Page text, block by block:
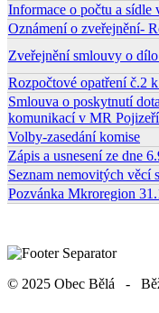
Informace o počtu a sídle
Oznámení o zveřejnění-
Zveřejnění smlouvy o
Rozpočtové opatření č.2
Smlouva o poskytnutí
komunikací v MR Pojizeří
Volby-zasedání komise
Zápis a usnesení ze dne
Seznam nemovitých věcí
Pozvánka Mkroregion
© 2025 Obec Bělá -